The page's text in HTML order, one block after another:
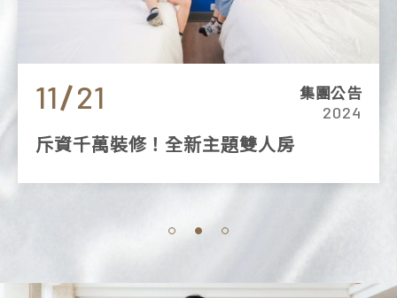
11 21 集團公告
2024
斥資千萬裝修！全新主題雙人房